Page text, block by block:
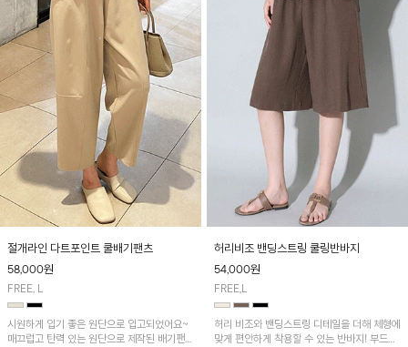
절개라인 다트포인트 쿨배기팬츠
58,000원
FREE, L
시원하게 입기 좋은 원단으로 입고되었어요~
매끄럽고 탄력 있는 원단으로 제작된 배기팬츠
허리비조 밴딩스트링 쿨링반바지
54,000원
FREE,L
허리 비조와 밴딩스트링 디테일을 더해 체형에
맞게 편안하게 착용할 수 있는 반바지! 부드럽